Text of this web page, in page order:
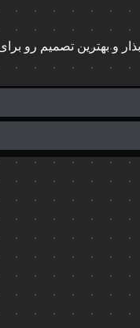
و بهترین تصمیم رو